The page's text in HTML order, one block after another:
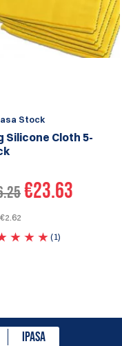
Stock
Silicone Cloth 5-
€23.63
€2.62
(1)
IPASA